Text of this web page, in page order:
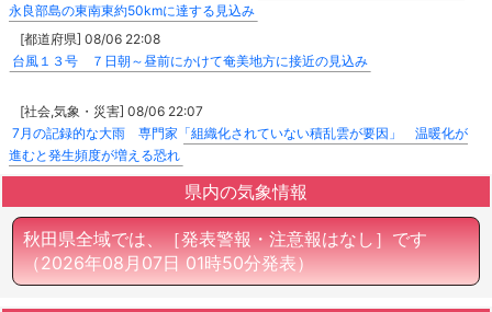
永良部島の東南東約50kmに達する見込み
[都道府県] 08/06 22:08
台風１３号 ７日朝～昼前にかけて奄美地方に接近の見込み
[社会,気象・災害] 08/06 22:07
7月の記録的な大雨 専門家「組織化されていない積乱雲が要因」 温暖化が
進むと発生頻度が増える恐れ
県内の気象情報
秋田県全域では、［発表警報・注意報はなし］です
（2026年08月07日 01時50分発表）